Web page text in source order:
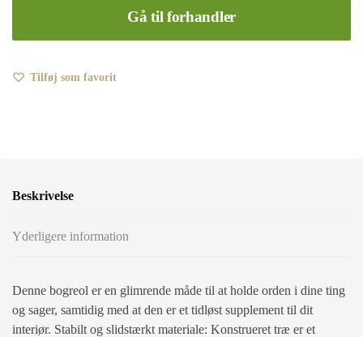
Gå til forhandler
Tilføj som favorit
Beskrivelse
Yderligere information
Denne bogreol er en glimrende måde til at holde orden i dine ting
og sager, samtidig med at den er et tidløst supplement til dit
interiør. Stabilt og slidstærkt materiale: Konstrueret træ er et